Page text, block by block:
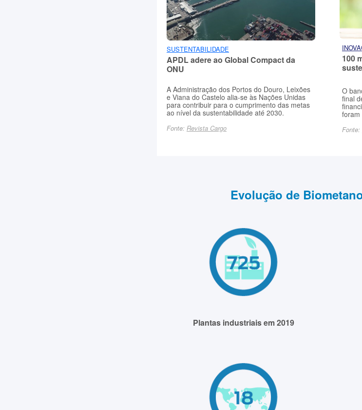
SUSTENTABILIDADE
APDL adere ao Global Compact da
ONU
A Administração dos Portos do Douro, Leixões
e Viana do Castelo alia-se às Nações Unidas
para contribuir para o cumprimento das metas
ao nível da sustentabilidade até 2030.
Fonte: Revista Cargo
100
O
final
foram
Fonte:
Evolução de
Plantas industriais em 2019